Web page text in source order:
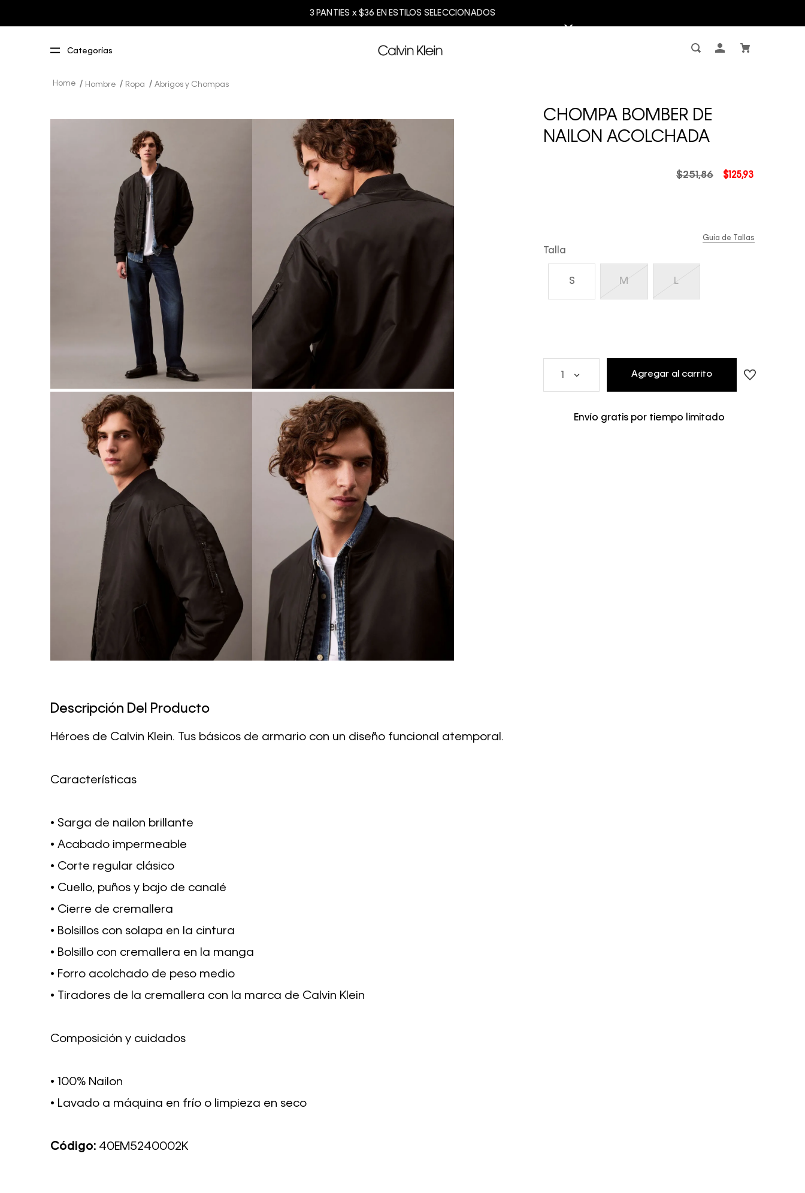
3 PANTIES x $36 EN ESTILOS SELECCIONADOS
Hombre Ropa Abrigos y Chompas
CHOMPA BOMBER DE
NAILON ACOLCHADA
$125,93
$251,86
Talla
S M L
Guía de Tallas
Agregar al carrito
Envío gratis por tiempo limitado
Descripción Del Producto
Héroes de Calvin Klein. Tus básicos de armario con un diseño funcional atemporal.
Características
• Sarga de nailon brillante
• Acabado impermeable
• Corte regular clásico
• Cuello, puños y bajo de canalé
• Cierre de cremallera
• Bolsillos con solapa en la cintura
• Bolsillo con cremallera en la manga
• Forro acolchado de peso medio
• Tiradores de la cremallera con la marca de Calvin Klein
Composición y cuidados
• 100% Nailon
• Lavado a máquina en frío o limpieza en seco
Código: 40EM5240002K